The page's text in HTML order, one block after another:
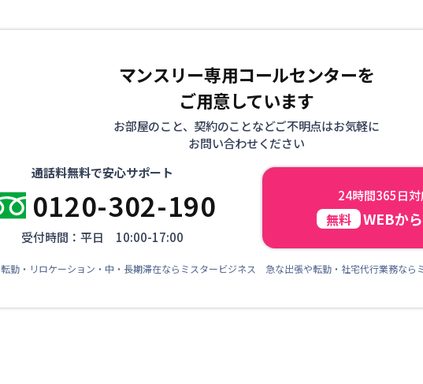
マンスリー専用コールセンターを
ご用意しています
お部屋のこと、契約のことなどご不明点はお気軽に
お問い合わせください
通話料無料で安心サポート
0120-302-190
受付時間：平日 10:00-17:00
24時間365日
無料 WEBか
勤・リロケーション・中・長期滞在ならミスタービジネス 急な出張や転勤・社宅代行業務なら